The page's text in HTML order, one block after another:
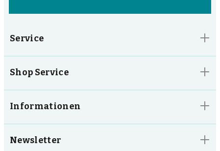
Service
Shop Service
Informationen
Newsletter